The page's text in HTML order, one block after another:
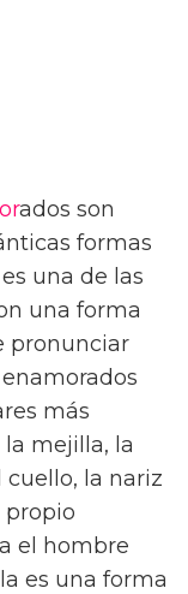
ados son
formas
una de las
una forma
pronunciar
más
mejilla, la
cuello, la nariz
propio
el hombre
es una forma